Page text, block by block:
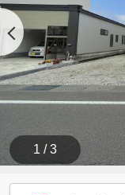
1 / 3